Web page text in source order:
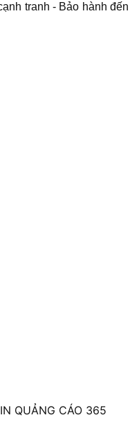
tranh - Bảo hành đến
QUẢNG CÁO 365